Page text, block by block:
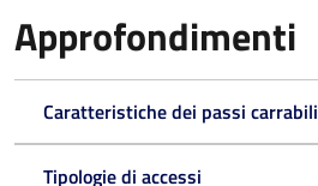
Approfondimenti
Caratteristiche dei passi carrabili
Tipologie di accessi